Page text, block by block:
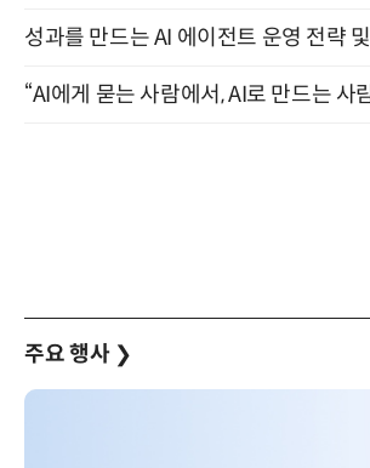
주요 행사 ❯